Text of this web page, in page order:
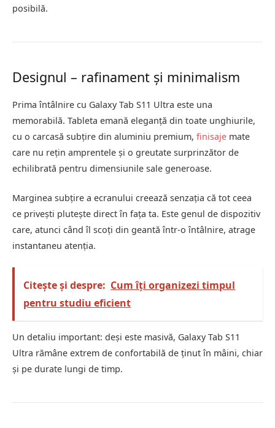
posibilă.
Designul – rafinament și minimalism
Prima întâlnire cu Galaxy Tab S11 Ultra este una
memorabilă. Tableta emană eleganță din toate unghiurile,
cu o carcasă subțire din aluminiu premium, finisaje mate
care nu rețin amprentele și o greutate surprinzător de
echilibrată pentru dimensiunile sale generoase.
Marginea subțire a ecranului creează senzația că tot ceea
ce privești plutește direct în fața ta. Este genul de dispozitiv
care, atunci când îl scoți din geantă într-o întâlnire, atrage
instantaneu atenția.
Citește și despre: Cum îți organizezi timpul
pentru studiu eficient
Un detaliu important: deși este masivă, Galaxy Tab S11
Ultra rămâne extrem de confortabilă de ținut în mâini, chiar
și pe durate lungi de timp.